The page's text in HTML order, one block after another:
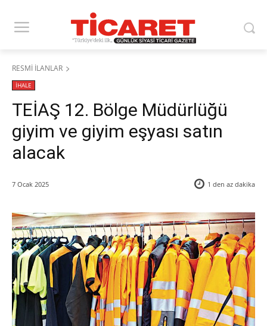
RESMİ İLANLAR
İHALE
TEİAŞ 12. Bölge Müdürlüğü
giyim ve giyim eşyası satın
alacak
7 Ocak 2025 1 den az dakika